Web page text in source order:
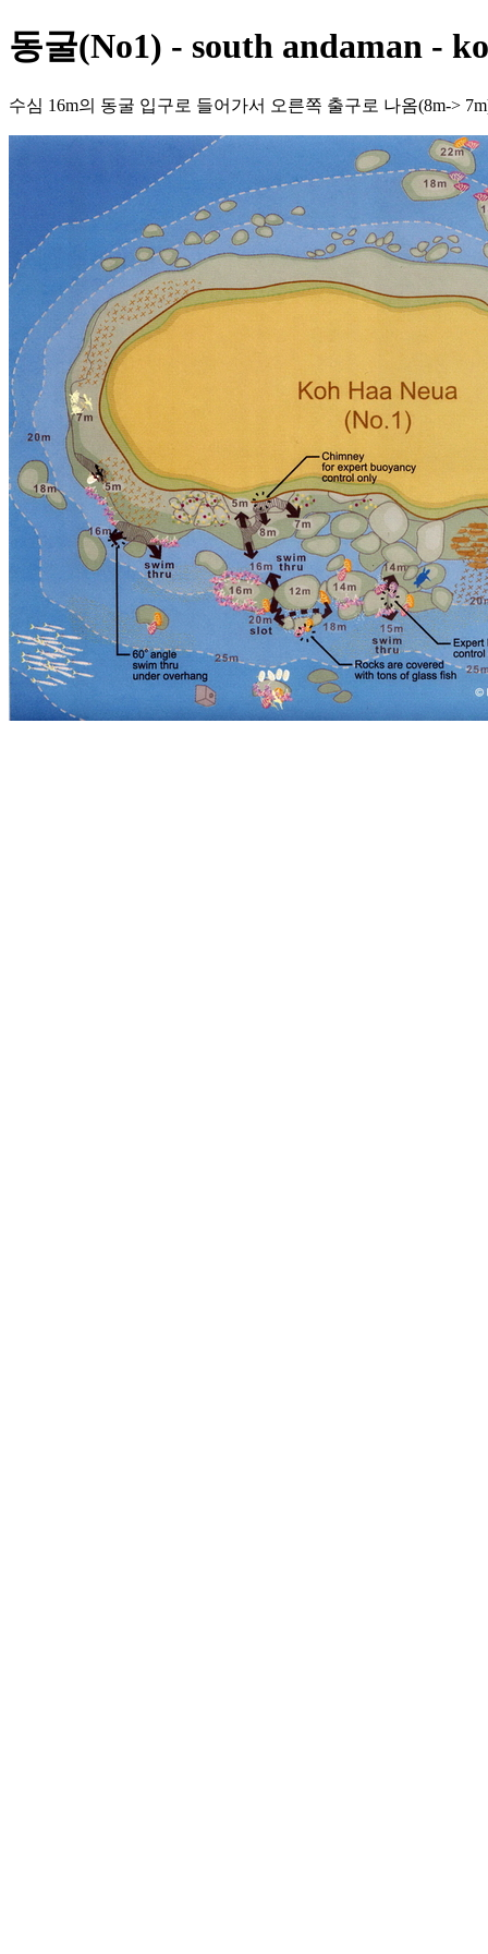
동굴(No1) - south andaman -
수심 16m의 동굴 입구로 들어가서 오른쪽 출구로 나옴(8m->